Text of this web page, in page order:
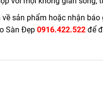
sản phẩm hoặc nhận
Sàn Đẹp 0916.422.522 để